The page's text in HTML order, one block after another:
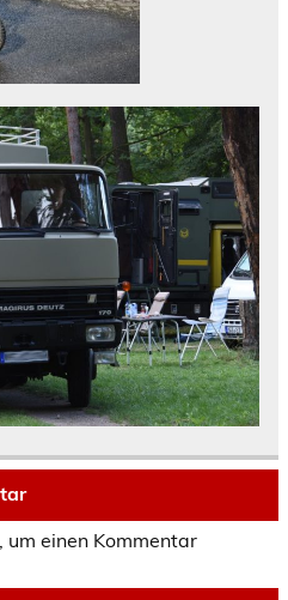
um einen Kommentar